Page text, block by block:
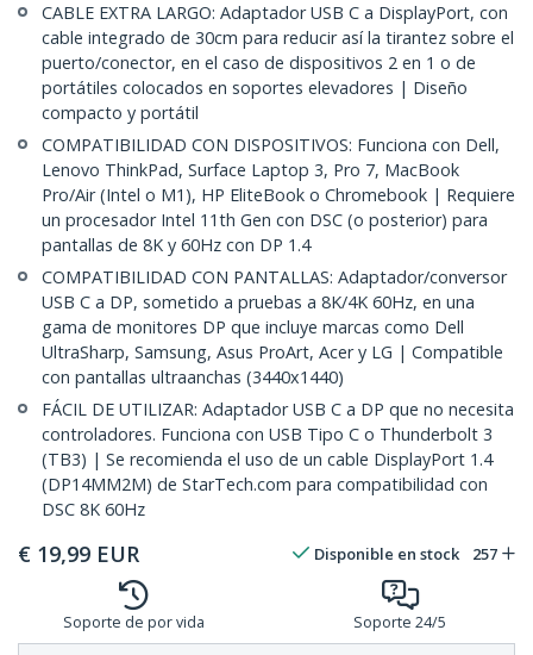
CABLE EXTRA LARGO: Adaptador USB C a DisplayPort, con
cable integrado de 30cm para reducir así la tirantez sobre el
puerto/conector, en el caso de dispositivos 2 en 1 o de
portátiles colocados en soportes elevadores | Diseño
compacto y portátil
COMPATIBILIDAD CON DISPOSITIVOS: Funciona con Dell,
Lenovo ThinkPad, Surface Laptop 3, Pro 7, MacBook
Pro/Air (Intel o M1), HP EliteBook o Chromebook | Requiere
un procesador Intel 11th Gen con DSC (o posterior) para
pantallas de 8K y 60Hz con DP 1.4
COMPATIBILIDAD CON PANTALLAS: Adaptador/conversor
USB C a DP, sometido a pruebas a 8K/4K 60Hz, en una
gama de monitores DP que incluye marcas como Dell
UltraSharp, Samsung, Asus ProArt, Acer y LG | Compatible
con pantallas ultraanchas (3440x1440)
FÁCIL DE UTILIZAR: Adaptador USB C a DP que no necesita
controladores. Funciona con USB Tipo C o Thunderbolt 3
(TB3) | Se recomienda el uso de un cable DisplayPort 1.4
(DP14MM2M) de StarTech.com para compatibilidad con
DSC 8K 60Hz
€ 19,99 EUR Disponible en stock 257
Soporte de por vida Soporte 24/5